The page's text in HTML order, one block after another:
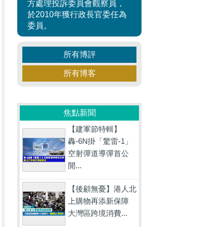
方處理投訴委員會觀察員，
於2010年獲行政長官委任為
委員。
所有博評
所有博客
焦點新聞
【建軍節特輯】
轟-6N掛「驚雷-1」
空射彈道導彈首公
開...
【後顧無憂】港人北
上購物再添新保障
大灣區跨境消費...